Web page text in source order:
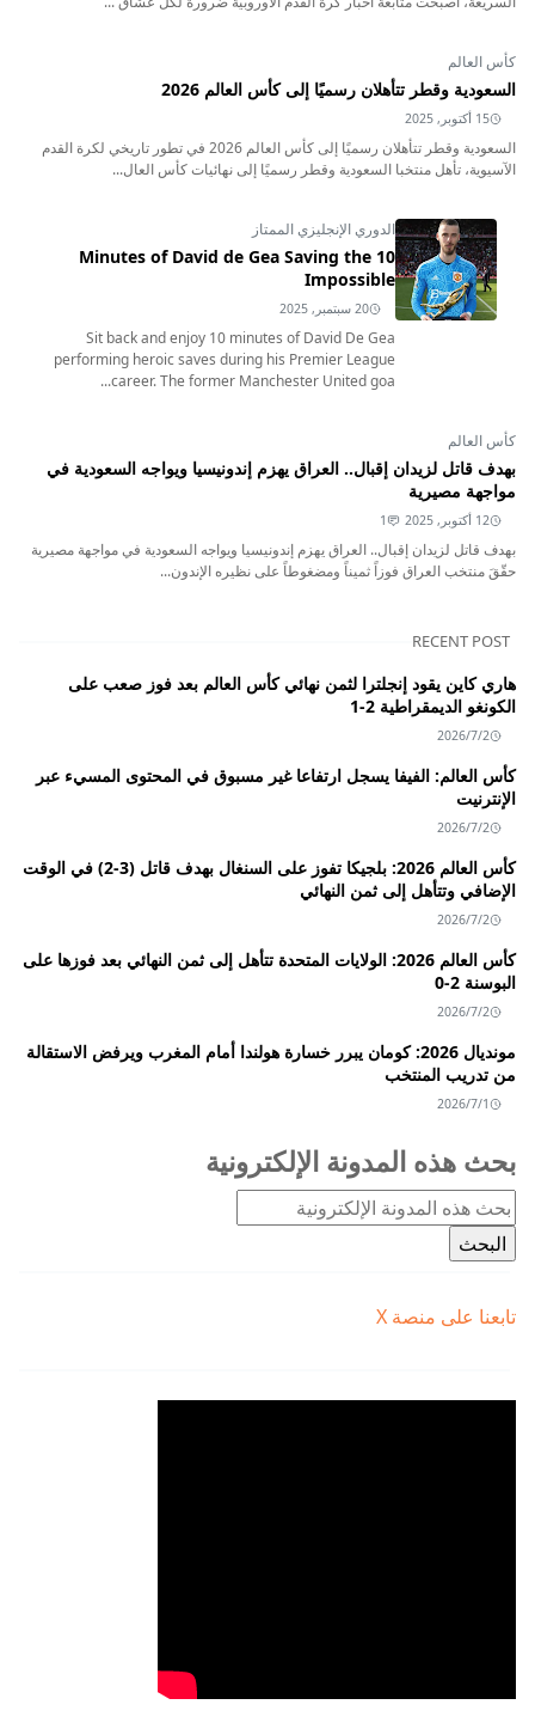
كأس العالم
السعودية وقطر تتأهلان رسميًا إلى كأس العالم 2026
15 أكتوبر, 2025
السعودية وقطر تتأهلان رسميًا إلى كأس العالم 2026 في تطور تاريخي لكرة القدم
الآسيوية، تأهل منتخبا السعودية وقطر رسميًا إلى نهائيات كأس العال...
الدوري الإنجليزي الممتاز
10 Minutes of David de Gea Saving the
Impossible
20 سبتمبر, 2025
Sit back and enjoy 10 minutes of David De Gea
performing heroic saves during his Premier League
career. The former Manchester United goa...
كأس العالم
بهدف قاتل لزيدان إقبال.. العراق يهزم إندونيسيا ويواجه السعودية في
مواجهة مصيرية
12 أكتوبر, 2025 1
بهدف قاتل لزيدان إقبال.. العراق يهزم إندونيسيا ويواجه السعودية في مواجهة مصيرية
حقّقَ منتخب العراق فوزاً ثميناً ومضغوطاً على نظيره الإندون...
RECENT POST
هاري كاين يقود إنجلترا لثمن نهائي كأس العالم بعد فوز صعب على
الكونغو الديمقراطية 2-1
2026/7/2
كأس العالم: الفيفا يسجل ارتفاعا غير مسبوق في المحتوى المسيء عبر
الإنترنيت
2026/7/2
كأس العالم 2026: بلجيكا تفوز على السنغال بهدف قاتل (3-2) في الوقت
الإضافي وتتأهل إلى ثمن النهائي
2026/7/2
كأس العالم 2026: الولايات المتحدة تتأهل إلى ثمن النهائي بعد فوزها على
البوسنة 2-0
2026/7/2
مونديال 2026: كومان يبرر خسارة هولندا أمام المغرب ويرفض الاستقالة
من تدريب المنتخب
2026/7/1
بحث هذه المدونة الإلكترونية
تابعنا على منصة X